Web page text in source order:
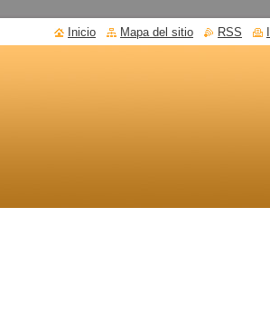
Inicio Mapa del sitio RSS